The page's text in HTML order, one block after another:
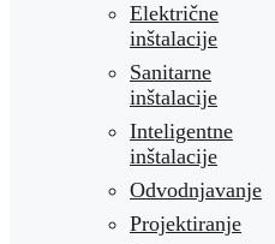
Električne
inštalacije
Sanitarne
inštalacije
Inteligentne
inštalacije
Odvodnjavanje
Projektiranje